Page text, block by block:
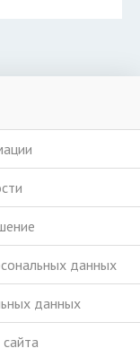
данных
данных